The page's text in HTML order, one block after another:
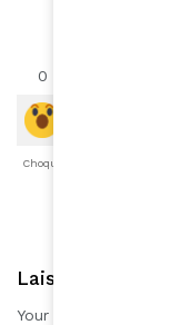
0
Choqué
Laisser une
Your email address